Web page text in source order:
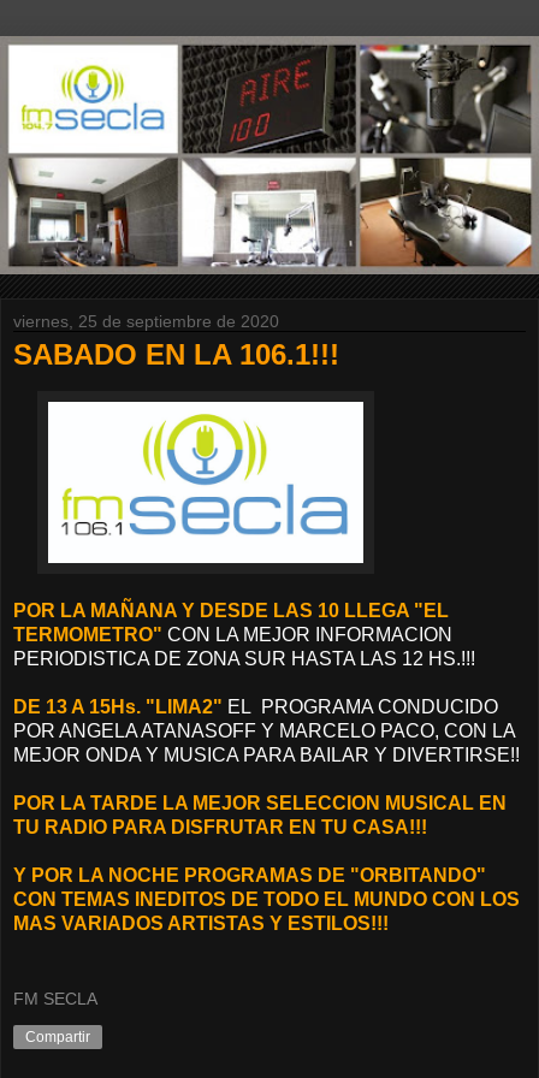
viernes, 25 de septiembre de 2020
SABADO EN LA 106.1!!!
POR LA MAÑANA Y DESDE LAS 10 LLEGA "EL
TERMOMETRO" CON LA MEJOR INFORMACION
PERIODISTICA DE ZONA SUR HASTA LAS 12 HS.!!!
DE 13 A 15Hs. "LIMA2" EL PROGRAMA CONDUCIDO
POR ANGELA ATANASOFF Y MARCELO PACO, CON LA
MEJOR ONDA Y MUSICA PARA BAILAR Y DIVERTIRSE!!
POR LA TARDE LA MEJOR SELECCION MUSICAL EN
TU RADIO PARA DISFRUTAR EN TU CASA!!!
Y POR LA NOCHE PROGRAMAS DE "ORBITANDO"
CON TEMAS INEDITOS DE TODO EL MUNDO CON LOS
MAS VARIADOS ARTISTAS Y ESTILOS!!!
FM SECLA
Compartir